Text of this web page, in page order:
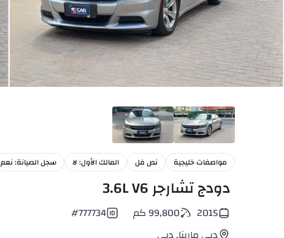
+
21
مواصفات خليجية نص فل المالك الأول: لا سجل الصيانة: نعم
دودج تشارجر 3.6L V6
2015
99,800 كم #777734